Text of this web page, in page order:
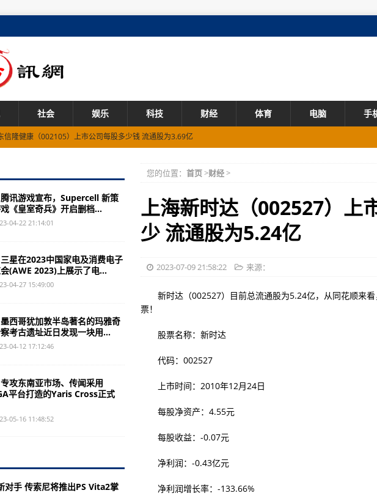
社会 娱乐 科技 财经 体育 电脑 手
信隆健康（002105）上市公司每股多少钱 流通股为3.69亿
E398（主要性能/重要参数/保修信息）
东莱宝高科（002106）上市公司流通股是多少 流通股为7.04亿
年07月04日）欧亚经济联盟拟使用电子兽医认证-热点!
东沃华医药（002107）上市公司流通股是多少 流通股为5.63亿
2023年07月04日）新西兰拟制订国家有机标准-【当前热闻】
G6（产品外观设计/基本参数/多媒体支持能力）
北沧州明珠（002108）上市公司每股多少钱 流通股为16.72亿
2023年07月04日）新西兰要求所有的食品公司需要每年进行模拟召回-热点!
兴化股份（002109）上市公司每股净资产 流通股为10.53亿
2023年07月04日）澳大利亚变更了进口复合产品许可证中的批准成分表-世界微资讯!
建三钢闽光（002110）上市公司平均成本是多少 流通股为24.52亿
Y511（包装清单/规格参数）
年07月04日）摩尔多瓦拟修订果酱和果冻产品技术标准法规-环球热门:
G630（核心卖点/产品简介）
您的位置： 首页>财经>
上海新时达（002527）上
少 流通股为5.24亿
2023-07-09 21:58:22 来源：
新时达（002527）目前总流通股为5.24亿，从同花顺来看
票！
股票名称：新时达
代码：002527
上市时间：2010年12月24日
每股净资产：4.55元
每股收益：-0.07元
净利润：-0.43亿元
净利润增长率：-133.66%
游戏宣布，Supercell 新策
《皇室奇兵》开启删档...
04-22 21:14:01
在2023中国家电及消费电子
(AWE 2023)上展示了电...
04-27 15:49:00
哥犹加敦半岛著名的玛雅奇
考古遗址近日发现一块用...
04-12 17:12:46
东南亚市场、传闻采用
平台打造的Yaris Cross正式
05-16 11:48:52
手 传索尼将推出PS Vita2掌